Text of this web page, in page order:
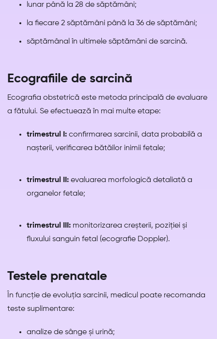
lunar până la 28 de săptămâni;
la fiecare 2 săptămâni până la 36 de săptămâni;
săptămânal în ultimele săptămâni de sarcină.
Ecografiile de sarcină
Ecografia obstetrică este metoda principală de evaluare
a fătului. Se efectuează în mai multe etape:
trimestrul I: confirmarea sarcinii, data probabilă a
nașterii, verificarea bătăilor inimii fetale;
trimestrul II: evaluarea morfologică detaliată a
organelor fetale;
trimestrul III: monitorizarea creșterii, poziției și
fluxului sanguin fetal (ecografie Doppler).
Testele prenatale
În funcție de evoluția sarcinii, medicul poate recomanda
teste suplimentare:
analize de sânge și urină;